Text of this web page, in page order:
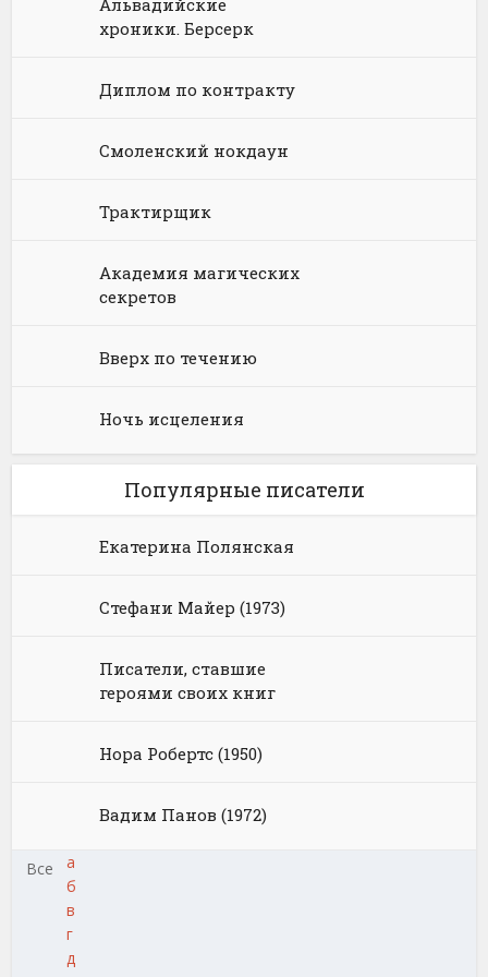
Юриспруденция, право
Попаданцы
Русское фэнтези
Альвадийские
хроники. Берсерк
Диплом по контракту
Смоленский нокдаун
Трактирщик
Академия магических
секретов
Вверх по течению
Ночь исцеления
Популярные писатели
Екатерина Полянская
Стефани Майер (1973)
Писатели, ставшие
героями своих книг
Нора Робертс (1950)
Вадим Панов (1972)
Все
а
б
в
г
д